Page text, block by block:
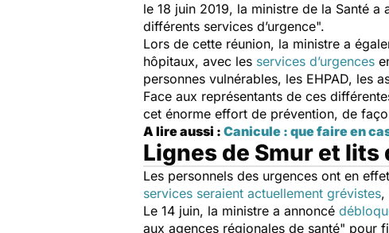
le 18 juin 2019, la ministre de la Santé a
différents services d’urgence".
Lors de cette réunion, la ministre a
hôpitaux, avec les services d’urgences
personnes vulnérables, les EHPAD, les
Face aux représentants de ces
cet énorme effort de prévention, de
A lire aussi : Canicule : que faire en
Lignes de Smur et lits
Les personnels des urgences ont en
services seraient actuellement grévistes,
Le 14 juin, la ministre a annoncé
aux agences régionales de santé" pour